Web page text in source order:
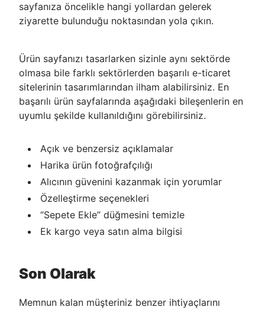
sayfanıza öncelikle hangi yollardan gelerek
ziyarette bulunduğu noktasından yola çıkın.
Ürün sayfanızı tasarlarken sizinle aynı sektörde
olmasa bile farklı sektörlerden başarılı e-ticaret
sitelerinin tasarımlarından ilham alabilirsiniz. En
başarılı ürün sayfalarında aşağıdaki bileşenlerin en
uyumlu şekilde kullanıldığını görebilirsiniz.
Açık ve benzersiz açıklamalar
Harika ürün fotoğrafçılığı
Alıcının güvenini kazanmak için yorumlar
Özelleştirme seçenekleri
“Sepete Ekle” düğmesini temizle
Ek kargo veya satın alma bilgisi
Son Olarak
Memnun kalan müşteriniz benzer ihtiyaçlarını